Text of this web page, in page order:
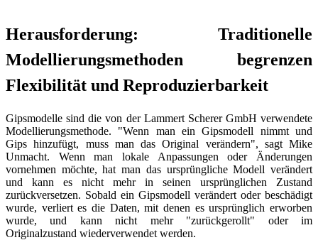
Herausforderung: Traditionelle
Modellierungsmethoden begrenzen
Flexibilität und Reproduzierbarkeit
Gipsmodelle sind die von der Lammert Scherer GmbH verwendete
Modellierungsmethode. "Wenn man ein Gipsmodell nimmt und
Gips hinzufügt, muss man das Original verändern", sagt Mike
Unmacht. Wenn man lokale Anpassungen oder Änderungen
vornehmen möchte, hat man das ursprüngliche Modell verändert
und kann es nicht mehr in seinen ursprünglichen Zustand
zurückversetzen. Sobald ein Gipsmodell verändert oder beschädigt
wurde, verliert es die Daten, mit denen es ursprünglich erworben
wurde, und kann nicht mehr "zurückgerollt" oder im
Originalzustand wiederverwendet werden.